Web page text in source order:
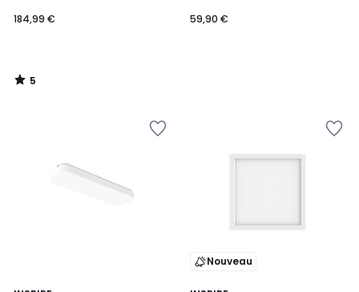
184,99 €
5
/
59,90 €
Nouveau